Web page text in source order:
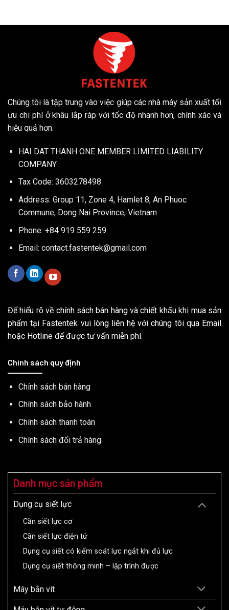
Chúng tôi là tập trung vào việc giúp các nhà máy sản xuất tối
ưu chi phí ở khâu lắp ráp với tốc độ nhanh hơn, chính xác và
hiệu quả hơn.
HAI DAT THANH ONE MEMBER LIMITED LIABILITY
COMPANY
Tax Code: 3603278498
Address: Group 11, Zone 4, Hamlet 8, An Phuoc
Commune, Dong Nai Province, Vietnam
Phone: +84 919 559 259
Email: contact.fastentek@gmail.com
Để hiểu rõ về chính sách bán hàng và chiết khấu khi mua sản
phẩm tại Fastentek vui lòng liên hệ với chúng tôi qua Email
hoặc Hotline để được tư vấn miễn phí.
Chính sách quy định
Chính sách bán hàng
Chính sách bảo hành
Chính sách thanh toán
Chính sách đổi trả hàng
Danh mục sản phẩm
Dụng cụ siết lực
Cần siết lực cơ
Cần siết lực điện tử
Dụng cụ siết có kiểm soát lực ngắt khi đủ lực
Dụng cụ siết thông minh – lập trình được
Máy bắn vít